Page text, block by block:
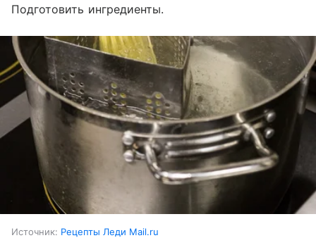
Подготовить ингредиенты.
Источник: Рецепты Леди Mail.ru